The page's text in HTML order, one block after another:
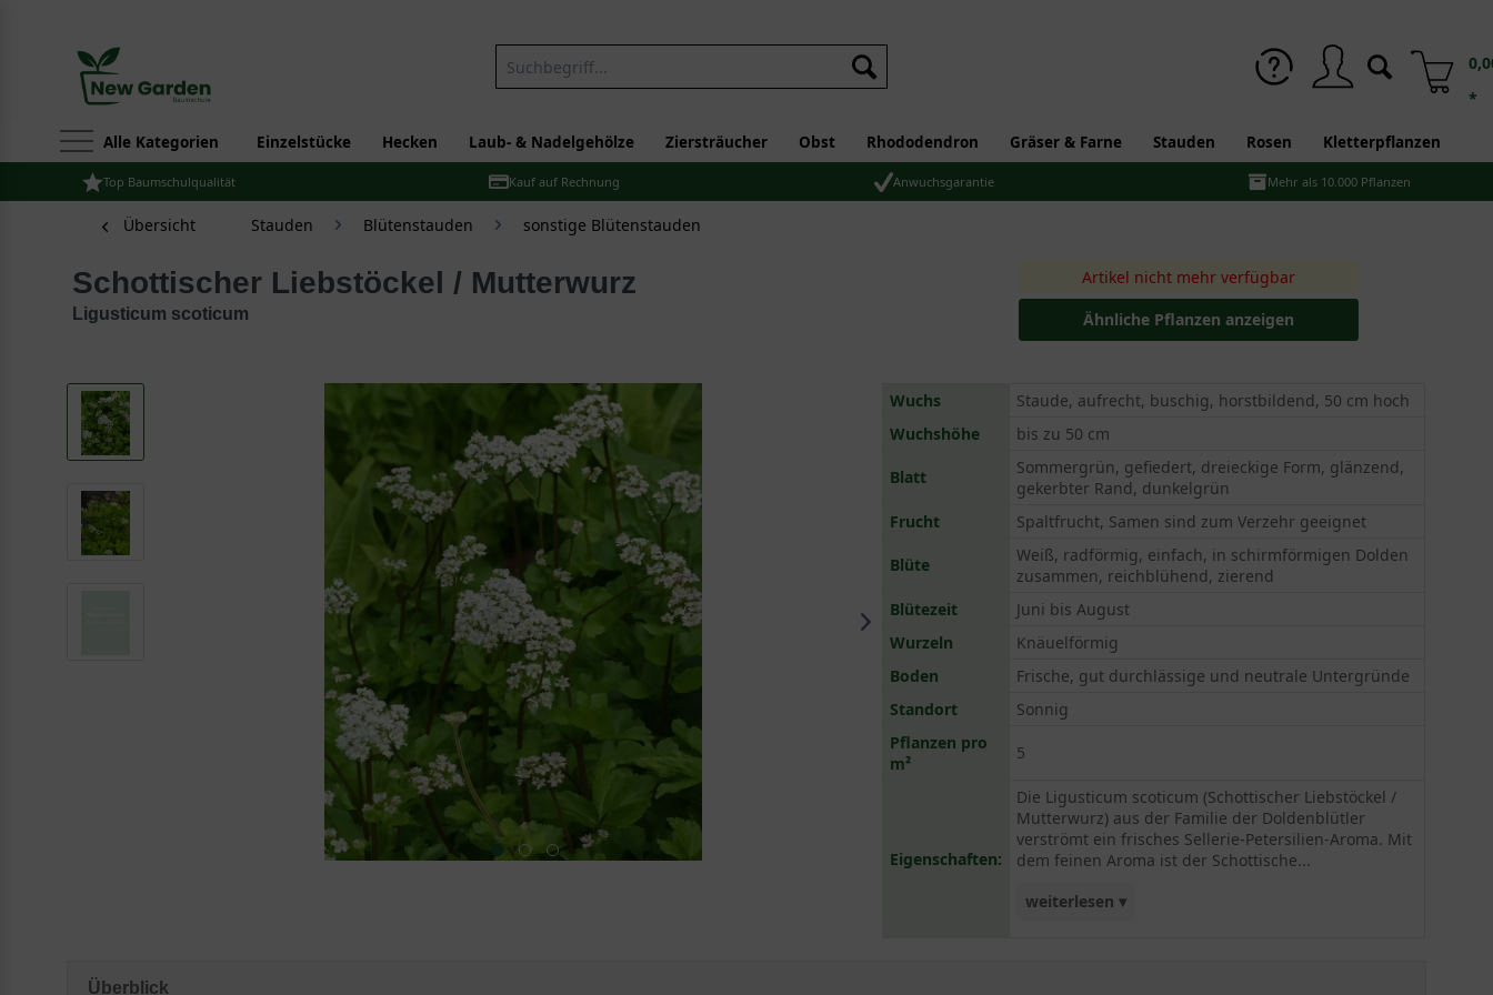
*
Alle Kategorien Einzelstücke Hecken Laub- & Nadelgehölze Ziersträucher Obst Rhododendron Gräser & Farne Stauden Rosen Kletterpflanzen
Top Baumschulqualität Kauf auf Rechnung Anwuchsgarantie Mehr als 10.000 Pflanzen
Übersicht Stauden Blütenstauden sonstige Blütenstauden
Schottischer Liebstöckel / Mutterwurz
Ligusticum scoticum
Artikel nicht mehr verfügbar
Ähnliche Pflanzen anzeigen
Wuchs
Staude, aufrecht, buschig, horstbildend, 50 cm hoch
Wuchshöhe
bis zu 50 cm
Blatt
Sommergrün, gefiedert, dreieckige Form, glänzend,
gekerbter Rand, dunkelgrün
Frucht
Spaltfrucht, Samen sind zum Verzehr geeignet
Blüte
Weiß, radförmig, einfach, in schirmförmigen Dolden
zusammen, reichblühend, zierend
Blütezeit
Juni bis August
Wurzeln
Knäuelförmig
Boden
Frische, gut durchlässige und neutrale Untergründe
Standort
Sonnig
Pflanzen pro
m²
5
Eigenschaften:
Die Ligusticum scoticum (Schottischer Liebstöckel /
Mutterwurz) aus der Familie der Doldenblütler
verströmt ein frisches Sellerie-Petersilien-Aroma. Mit
dem feinen Aroma ist der Schottische...
weiterlesen ▾
Überblick